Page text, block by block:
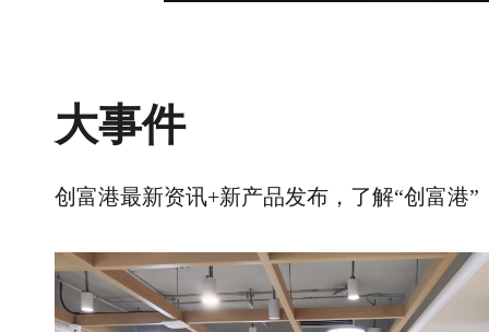
大事件
创富港最新资讯+新产品发布，了解“创富港